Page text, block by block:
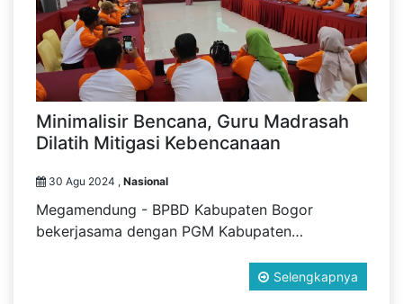
Minimalisir Bencana, Guru Madrasah
Dilatih Mitigasi Kebencanaan
30 Agu 2024 , Nasional
Megamendung - BPBD Kabupaten Bogor
bekerjasama dengan PGM Kabupaten…
Selengkapnya